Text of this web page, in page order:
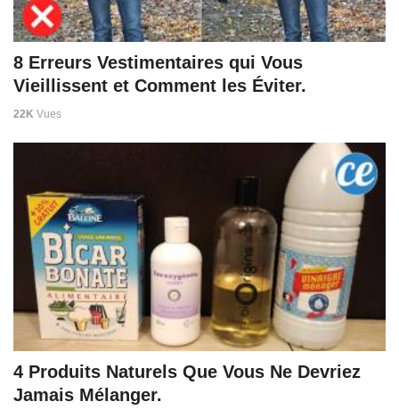
8 Erreurs Vestimentaires qui Vous
Vieillissent et Comment les Éviter.
22K Vues
4 Produits Naturels Que Vous Ne Devriez
Jamais Mélanger.